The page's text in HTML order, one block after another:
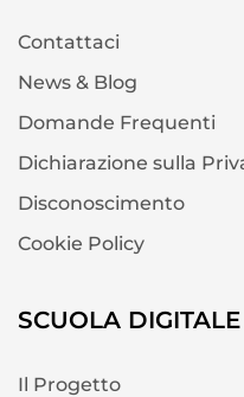
Contattaci
News & Blog
Domande Frequenti
Dichiarazione sulla
Disconoscimento
Cookie Policy
SCUOLA DIGITALE
Il Progetto